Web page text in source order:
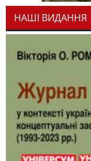
НАШІ ВИДАННЯ